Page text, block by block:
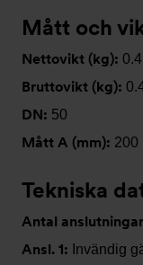
Mått och
Nettovikt (kg): 0.4
Bruttovikt (kg):
DN: 50
Mått A (mm): 200
Tekniska
Antal
Ansl. 1: Invändig